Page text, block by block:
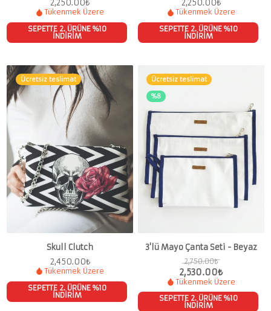
2,250.00₺
Tükenmek Üzere
SEPETTE 2. ÜRÜNE %10
İNDİRİM
2,250.00₺
Tükenmek Üzere
SEPETTE 2. ÜRÜNE %10
İNDİRİM
Ücretsiz teslimat
Skull Clutch
2,450.00₺
Tükenmek Üzere
SEPETTE 2. ÜRÜNE %10
İNDİRİM
Ücretsiz teslimat
%8
3'lü Mayo Çanta Seti - Beyaz
2,750.00₺
2,530.00₺
Tükenmek Üzere
SEPETTE 2. ÜRÜNE %10
İNDİRİM